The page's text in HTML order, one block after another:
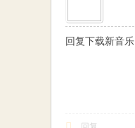
回复下载新音乐